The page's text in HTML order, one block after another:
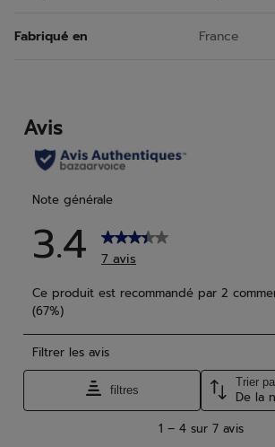
Fabriqué en France